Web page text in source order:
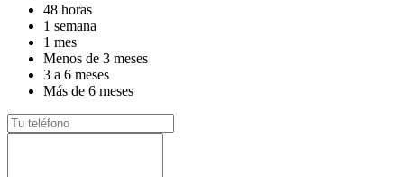
48 horas
1 semana
1 mes
Menos de 3 meses
3 a 6 meses
Más de 6 meses